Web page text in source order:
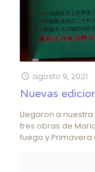
agosto 9, 2021
Nuevas
Llegaron a
tres obras de
fuego y Primavera